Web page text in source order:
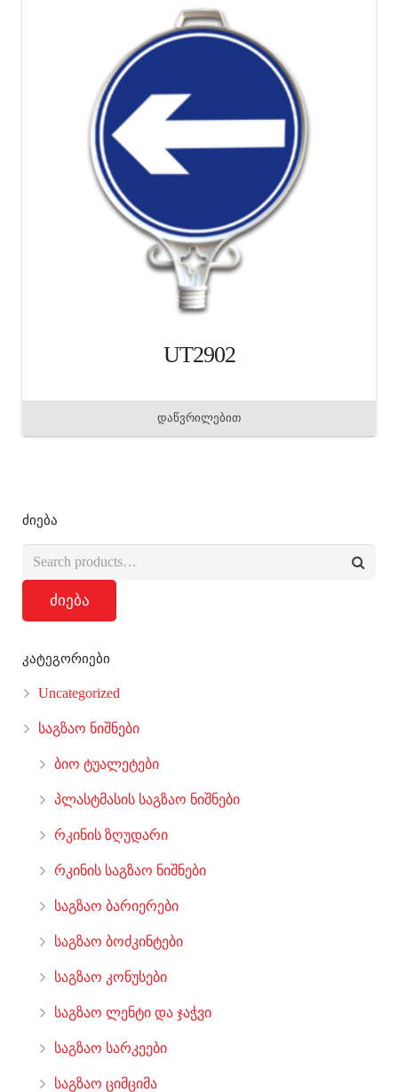
UT2902
დაწვრილებით
ძიება
ძიება
კატეგორიები
Uncategorized
საგზაო ნიშნები
ბიო ტუალეტები
პლასტმასის საგზაო ნიშნები
რკინის ზღუდარი
რკინის საგზაო ნიშნები
საგზაო ბარიერები
საგზაო ბოძკინტები
საგზაო კონუსები
საგზაო ლენტი და ჯაჭვი
საგზაო სარკეები
საგზაო ციმციმა